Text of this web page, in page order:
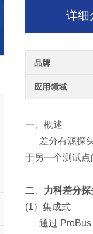
详细
品牌
应用领域
一、概述
差分有源探头
于另一个测试
二、 力科差分
(1）集成式
通过 ProBus